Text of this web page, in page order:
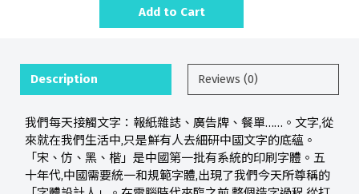
Add to Cart
Description Reviews (0)
我們每天接觸文字：報紙雜誌、廣告牌、餐單……。文字,從
來就在我們生活中,只是鮮有人去細研中國文字的底蘊。
「宋、仿、黑、楷」是中國第一批有系統的印刷字體。五
十年代,中國需要統一和規範字體,出現了我們今天所尊稱的